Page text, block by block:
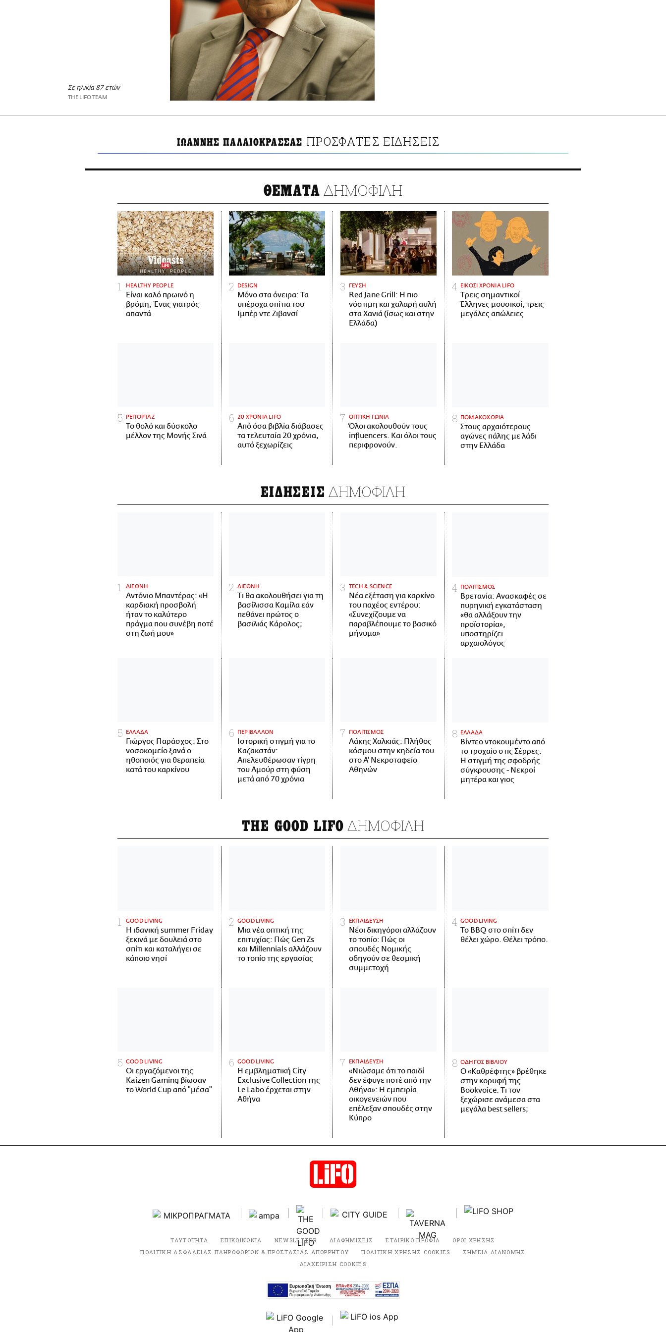
Σε ηλικία 87 ετών
THE LIFO TEAM
ΙΩΑΝΝΗΣ ΠΑΛΑΙΟΚΡΑΣΣΑΣ ΠΡΟΣΦΑΤΕΣ ΕΙΔΗΣΕΙΣ
ΘΕΜΑΤΑ ΔΗΜΟΦΙΛΗ
HEALTHY PEOPLE
Είναι καλό πρωινό η
βρόμη; Ένας γιατρός
απαντά
DESIGN
Μόνο στα όνειρα: Τα
υπέροχα σπίτια του
Ιμπέρ ντε Ζιβανσί
ΓΕΥΣΗ
Red Jane Grill: Η πιο
νόστιμη και χαλαρή αυλή
στα Χανιά (ίσως και στην
Ελλάδα)
ΕΙΚΟΣΙ ΧΡΟΝΙΑ LIFO
Tρεις σημαντικοί
Έλληνες μουσικοί, τρεις
μεγάλες απώλειες
ΡΕΠΟΡΤΑΖ
Το θολό και δύσκολο
μέλλον της Μονής Σινά
20 ΧΡΟΝΙΑ LIFO
Από όσα βιβλία διάβασες
τα τελευταία 20 χρόνια,
αυτό ξεχωρίζεις
ΟΠΤΙΚΗ ΓΩΝΙΑ
Όλοι ακολουθούν τους
influencers. Και όλοι τους
περιφρονούν.
ΠΟΜΑΚΟΧΩΡΙΑ
Στους αρχαιότερους
αγώνες πάλης με λάδι
στην Ελλάδα
ΕΙΔΗΣΕΙΣ ΔΗΜΟΦΙΛΗ
ΔΙΕΘΝΗ
Αντόνιο Μπαντέρας: «Η
καρδιακή προσβολή
ήταν το καλύτερο
πράγμα που συνέβη ποτέ
στη ζωή μου»
ΔΙΕΘΝΗ
Τι θα ακολουθήσει για τη
βασίλισσα Καμίλα εάν
πεθάνει πρώτος ο
βασιλιάς Κάρολος;
ΤECH & SCIENCE
Νέα εξέταση για καρκίνο
του παχέος εντέρου:
«Συνεχίζουμε να
παραβλέπουμε το βασικό
μήνυμα»
ΠΟΛΙΤΙΣΜΟΣ
Βρετανία: Ανασκαφές σε
πυρηνική εγκατάσταση
«θα αλλάξουν την
προϊστορία»,
υποστηρίζει
αρχαιολόγος
ΕΛΛΑΔΑ
Γιώργος Παράσχος: Στο
νοσοκομείο ξανά ο
ηθοποιός για θεραπεία
κατά του καρκίνου
ΠΕΡΙΒΑΛΛΟΝ
Ιστορική στιγμή για το
Καζακστάν:
Απελευθέρωσαν τίγρη
του Αμούρ στη φύση
μετά από 70 χρόνια
ΠΟΛΙΤΙΣΜΟΣ
Λάκης Χαλκιάς: Πλήθος
κόσμου στην κηδεία του
στο Α' Νεκροταφείο
Αθηνών
ΕΛΛΑΔΑ
Βίντεο ντοκουμέντο από
το τροχαίο στις Σέρρες:
Η στιγμή της σφοδρής
σύγκρουσης - Νεκροί
μητέρα και γιος
THE GOOD LIFO ΔΗΜΟΦΙΛΗ
GOOD LIVING
Η ιδανική summer Friday
ξεκινά με δουλειά στο
σπίτι και καταλήγει σε
κάποιο νησί
GOOD LIVING
Μια νέα οπτική της
επιτυχίας: Πώς Gen Zs
και Millennials αλλάζουν
το τοπίο της εργασίας
ΕΚΠΑΙΔΕΥΣΗ
Νέοι δικηγόροι αλλάζουν
το τοπίο: Πώς οι
σπουδές Νομικής
οδηγούν σε θεσμική
συμμετοχή
GOOD LIVING
Το BBQ στο σπίτι δεν
θέλει χώρο. Θέλει τρόπο.
GOOD LIVING
Οι εργαζόμενοι της
Kaizen Gaming βίωσαν
το World Cup από "μέσα"
GOOD LIVING
Η εμβληματική City
Exclusive Collection της
Le Labo έρχεται στην
Αθήνα
ΕΚΠΑΙΔΕΥΣΗ
«Νιώσαμε ότι το παιδί
δεν έφυγε ποτέ από την
Αθήνα»: Η εμπειρία
οικογενειών που
επέλεξαν σπουδές στην
Κύπρο
ΟΔΗΓΟΣ ΒΙΒΛΙΟΥ
Ο «Καθρέφτης» βρέθηκε
στην κορυφή της
Bookvoice. Τι τον
ξεχώρισε ανάμεσα στα
μεγάλα best sellers;
ΤΑΥΤΟΤΗΤΑ ΕΠΙΚΟΙΝΩΝΙΑ NEWSLETTER ΔΙΑΦΗΜΙΣΕΙΣ ΕΤΑΙΡΙΚΟ ΠΡΟΦΙΛ
ΟΡΟΙ ΧΡΗΣΗΣ
ΠΟΛΙΤΙΚΗ ΑΣΦΑΛΕΙΑΣ ΠΛΗΡΟΦΟΡΙΩΝ & ΠΡΟΣΤΑΣΙΑΣ ΑΠΟΡΡΗΤΟΥ
ΠΟΛΙΤΙΚΗ ΧΡΗΣΗΣ COOKIES
ΣΗΜΕΙΑ ΔΙΑΝΟΜΗΣ
ΔΙΑΧΕΙΡΙΣΗ COOKIES